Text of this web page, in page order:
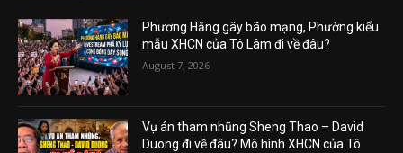
Phương Hằng gây bão mạng, Phường kiểu
mẫu XHCN của Tô Lâm đi về đâu?
August 7, 2026
Vụ án tham nhũng Sheng Thao – David
Duong đi về đâu? Mô hình XHCN của Tô